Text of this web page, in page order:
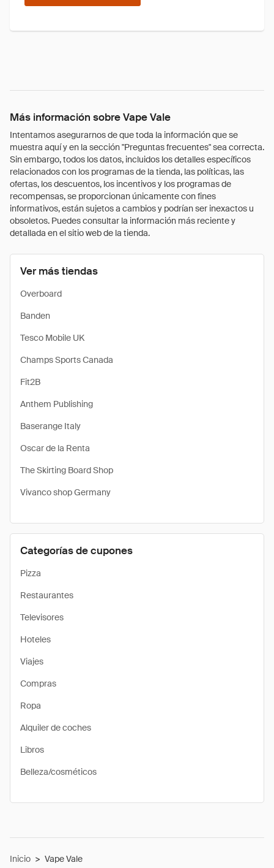
Más información sobre Vape Vale
Intentamos asegurarnos de que toda la información que se
muestra aquí y en la sección "Preguntas frecuentes" sea correcta.
Sin embargo, todos los datos, incluidos los detalles específicos
relacionados con los programas de la tienda, las políticas, las
ofertas, los descuentos, los incentivos y los programas de
recompensas, se proporcionan únicamente con fines
informativos, están sujetos a cambios y podrían ser inexactos u
obsoletos. Puedes consultar la información más reciente y
detallada en el sitio web de la tienda.
Ver más tiendas
Overboard
Banden
Tesco Mobile UK
Champs Sports Canada
Fit2B
Anthem Publishing
Baserange Italy
Oscar de la Renta
The Skirting Board Shop
Vivanco shop Germany
Categorías de cupones
Pizza
Restaurantes
Televisores
Hoteles
Viajes
Compras
Ropa
Alquiler de coches
Libros
Belleza/cosméticos
Inicio > Vape Vale